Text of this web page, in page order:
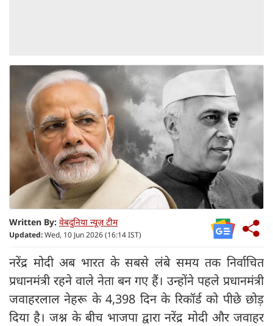
Written By: वेबदुनिया न्यूज़ टीम
Updated:Wed, 10 Jun 2026 (16:14 IST)
नरेंद्र मोदी अब भारत के सबसे लंबे समय तक निर्वाचित
प्रधानमंत्री रहने वाले नेता बन गए हैं। उन्होंने पहले प्रधानमंत्री
जवाहरलाल नेहरू के 4,398 दिन के रिकॉर्ड को पीछे छोड़
दिया है। जश्न के बीच भाजपा द्वारा नरेंद्र मोदी और जवाहर